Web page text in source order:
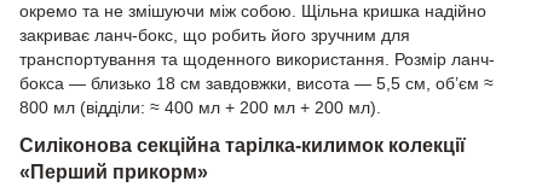
окремо та не змішуючи між собою. Щільна кришка надійно
закриває ланч-бокс, що робить його зручним для
транспортування та щоденного використання. Розмір ланч-
бокса — близько 18 см завдовжки, висота — 5,5 см, об’єм ≈
800 мл (відділи: ≈ 400 мл + 200 мл + 200 мл).
Силіконова секційна тарілка-килимок колекції
«Перший прикорм»